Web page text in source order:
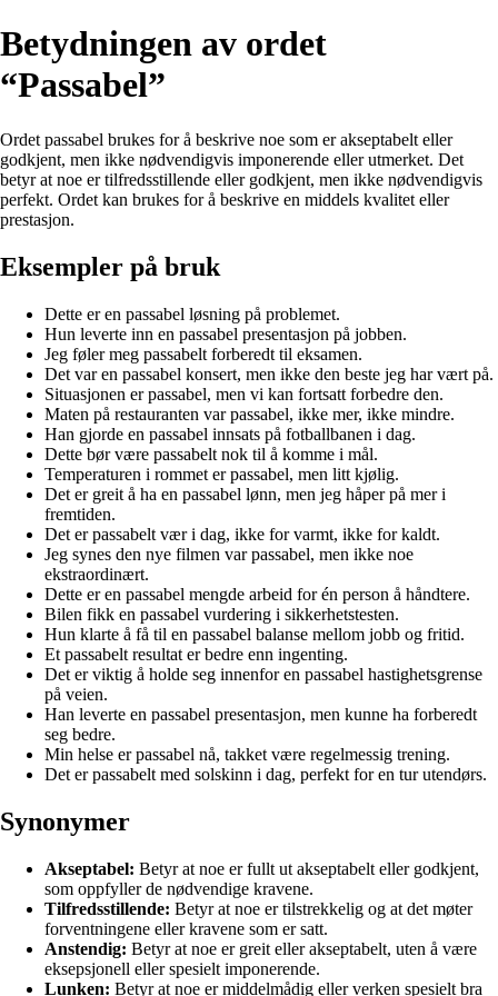
Betydningen av ordet
“Passabel”
Ordet passabel brukes for å beskrive noe som er akseptabelt eller
godkjent, men ikke nødvendigvis imponerende eller utmerket. Det
betyr at noe er tilfredsstillende eller godkjent, men ikke nødvendigvis
perfekt. Ordet kan brukes for å beskrive en middels kvalitet eller
prestasjon.
Eksempler på bruk
Dette er en passabel løsning på problemet.
Hun leverte inn en passabel presentasjon på jobben.
Jeg føler meg passabelt forberedt til eksamen.
Det var en passabel konsert, men ikke den beste jeg har vært på.
Situasjonen er passabel, men vi kan fortsatt forbedre den.
Maten på restauranten var passabel, ikke mer, ikke mindre.
Han gjorde en passabel innsats på fotballbanen i dag.
Dette bør være passabelt nok til å komme i mål.
Temperaturen i rommet er passabel, men litt kjølig.
Det er greit å ha en passabel lønn, men jeg håper på mer i
fremtiden.
Det er passabelt vær i dag, ikke for varmt, ikke for kaldt.
Jeg synes den nye filmen var passabel, men ikke noe
ekstraordinært.
Dette er en passabel mengde arbeid for én person å håndtere.
Bilen fikk en passabel vurdering i sikkerhetstesten.
Hun klarte å få til en passabel balanse mellom jobb og fritid.
Et passabelt resultat er bedre enn ingenting.
Det er viktig å holde seg innenfor en passabel hastighetsgrense
på veien.
Han leverte en passabel presentasjon, men kunne ha forberedt
seg bedre.
Min helse er passabel nå, takket være regelmessig trening.
Det er passabelt med solskinn i dag, perfekt for en tur utendørs.
Synonymer
Akseptabel: Betyr at noe er fullt ut akseptabelt eller godkjent,
som oppfyller de nødvendige kravene.
Tilfredsstillende: Betyr at noe er tilstrekkelig og at det møter
forventningene eller kravene som er satt.
Anstendig: Betyr at noe er greit eller akseptabelt, uten å være
eksepsjonell eller spesielt imponerende.
Lunken: Betyr at noe er middelmådig eller verken spesielt bra